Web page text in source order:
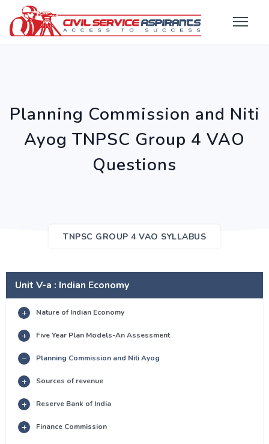
Planning Commission and Niti
Ayog TNPSC Group 4 VAO
Questions
TNPSC GROUP 4 VAO SYLLABUS
Unit V-a : Indian Economy
Nature of Indian Economy
Five Year Plan Models-An Assessment
Planning Commission and Niti Ayog
Sources of revenue
Reserve Bank of India
Finance Commission